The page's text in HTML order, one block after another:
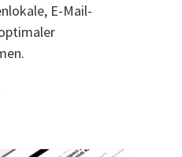
E-Mail-